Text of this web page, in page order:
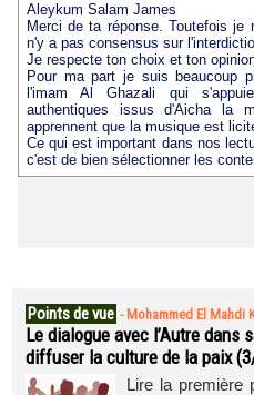
Aleykum Salam James
Merci de ta réponse. Toutefois je
n'y a pas consensus sur
Je respecte ton choix et ton
Pour ma part je suis beaucoup
l'imam Al Ghazali qui
authentiques issus d'Aicha la
apprennent que la musique est
Ce qui est important dans nos
c'est de bien sélectionner les
Points de vue - Mohammed El Mahdi
Le dialogue avec l’Autre dans
diffuser la culture de la paix
Lire la première